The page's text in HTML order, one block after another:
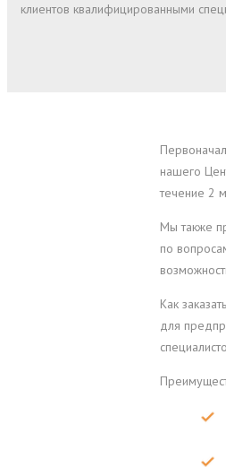
клиентов квалифицированными
нашего
течение 2
Мы также
по
Как
для